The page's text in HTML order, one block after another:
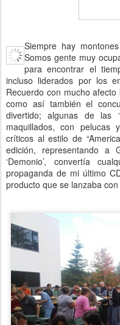
Siempre hay
Somos gente muy
para encontrar el
incluso liderados por los
Recuerdo con mucho
como así también el
divertido; algunas de las
maquillados, con
críticos al estilo de
edición, representando a
‘Demonio’, convertía
propaganda de mi último
producto que se lanzaba